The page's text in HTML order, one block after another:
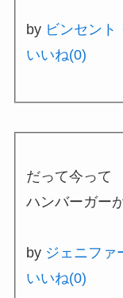
by ビンセント
いいね(0)
だって今って
ハンバーガー
by ジェニファ
いいね(0)